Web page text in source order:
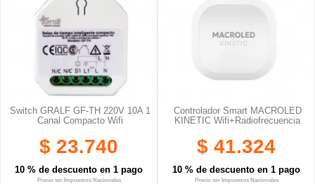
Switch GRALF GF-TH 220V 10A 1
Canal Compacto Wifi
$ 23.740
10 % de descuento en 1 pago
Precio sin Impuestos Nacionales
Controlador Smart MACROLED
KINETIC Wifi+radiofrecuencia
$ 41.324
10 % de descuento en 1 pago
Precio sin Impuestos Nacionales